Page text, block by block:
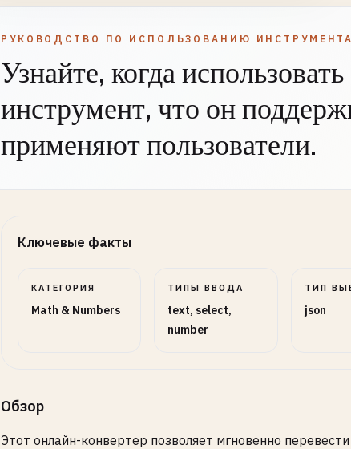
РУКОВОДСТВО ПО ИСПОЛЬЗОВАНИЮ ИНСТРУМЕНТА
Узнайте, когда использовать
инструмент, что он
применяют пользователи.
Ключевые факты
КАТЕГОРИЯ
Math & Numbers
ТИПЫ ВВОДА
text, select,
number
ТИП
json
Обзор
Этот онлайн-конвертер позволяет мгновенно